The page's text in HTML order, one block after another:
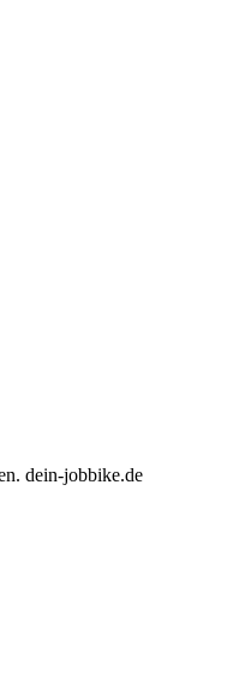
dein-jobbike.de